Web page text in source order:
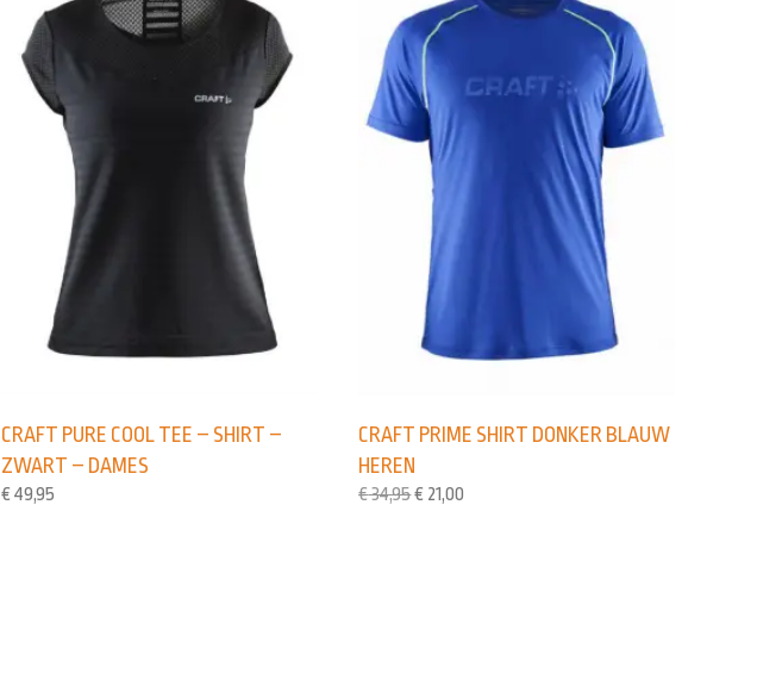
CRAFT PURE COOL TEE – SHIRT –
ZWART – DAMES
€ 49,95
CRAFT PRIME SHIRT DONKER BLAUW
HEREN
€34,95€ 21,00